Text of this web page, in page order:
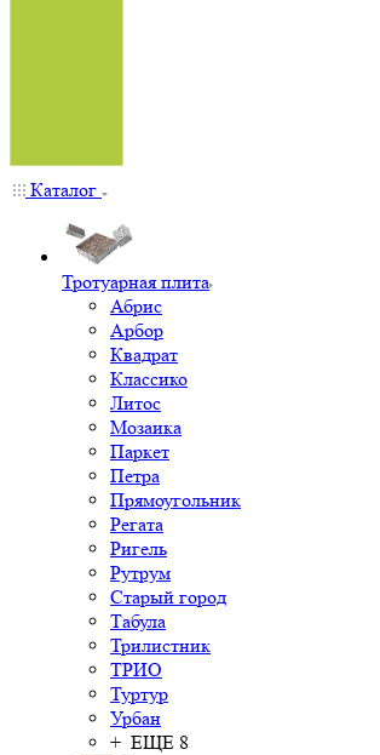
Каталог
Тротуарная плита
Абрис
Арбор
Квадрат
Классико
Литос
Мозаика
Паркет
Петра
Прямоугольник
Регата
Ригель
Рутрум
Старый город
Табула
Трилистник
ТРИО
Туртур
Урбан
+ ЕЩЕ 8